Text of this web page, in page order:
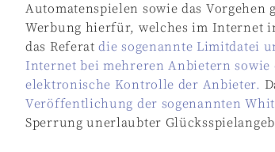
Automatenspielen sowie das
Werbung hierfür, welches im Internet
das Referatdie sogenannte Limitdatei
Internet bei mehreren Anbietern sowie
elektronische Kontrolle der Anbieter.
Veröffentlichung der sogenannten
Sperrung unerlaubter